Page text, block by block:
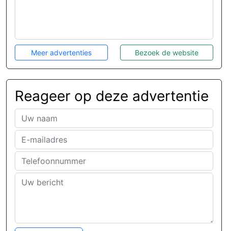
Meer advertenties Bezoek de website
Reageer op deze advertentie